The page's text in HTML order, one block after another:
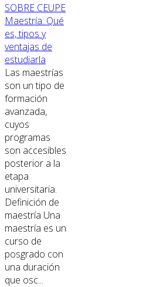
SOBRE CEUPE
Maestría: Qué
es, tipos y
ventajas de
estudiarla
Las maestrías
son un tipo de
formación
avanzada,
cuyos
programas
son accesibles
posterior a la
etapa
universitaria.
Definición de
maestría Una
maestría es un
curso de
posgrado con
una duración
que osc...